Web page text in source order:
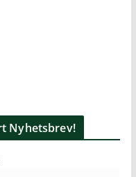
Nyhetsbrev!